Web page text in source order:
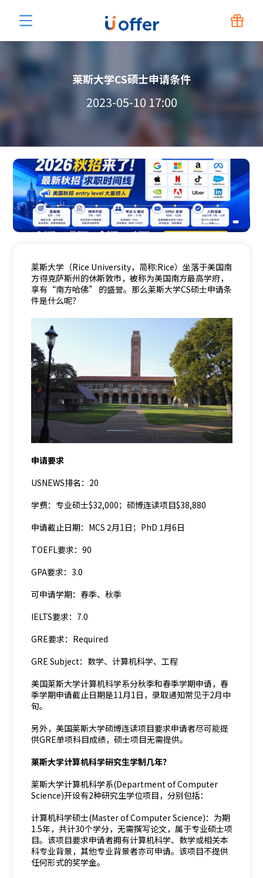
莱斯大学CS硕士申请条件
2023-05-10 17:00
莱斯大学（Rice University，简称:Rice）坐落于美国南
方得克萨斯州的休斯敦市，被称为美国南方最高学府，
享有“南方哈佛” 的盛誉。那么莱斯大学CS硕士申请条
件是什么呢？
申请要求
USNEWS排名：20
学费：专业硕士$32,000；硕博连读项目$38,880
申请截止日期：MCS 2月1日；PhD 1月6日
TOEFL要求：90
GPA要求：3.0
可申请学期：春季、秋季
IELTS要求：7.0
GRE要求：Required
GRE Subject：数学、计算机科学、工程
美国莱斯大学计算机科学系分秋季和春季学期申请，春
季学期申请截止日期是11月1日，录取通知常见于2月中
旬。
另外，美国莱斯大学硕博连读项目要求申请者尽可能提
供GRE单项科目成绩，硕士项目无需提供。
莱斯大学计算机科学研究生学制几年？
莱斯大学计算机科学系(Department of Computer
Science)开设有2种研究生学位项目，分别包括：
计算机科学硕士(Master of Computer Science)：为期
1.5年，共计30个学分，无需撰写论文，属于专业硕士项
目。该项目要求申请者拥有计算机科学、数学或相关本
科专业背景，其他专业背景者亦可申请。该项目不提供
任何形式的奖学金。